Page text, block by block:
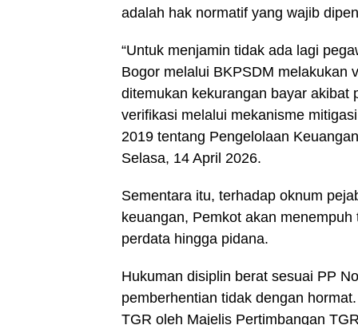
adalah hak normatif yang wajib
“Untuk menjamin tidak ada lagi
Bogor melalui BKPSDM melakukan
ditemukan kekurangan bayar akibat
verifikasi melalui mekanisme
2019 tentang Pengelolaan
Selasa, 14 April 2026.
Sementara itu, terhadap oknum
keuangan, Pemkot akan
perdata hingga pidana.
Hukuman disiplin berat sesuai PP
pemberhentian tidak dengan
TGR oleh Majelis Pertimbangan